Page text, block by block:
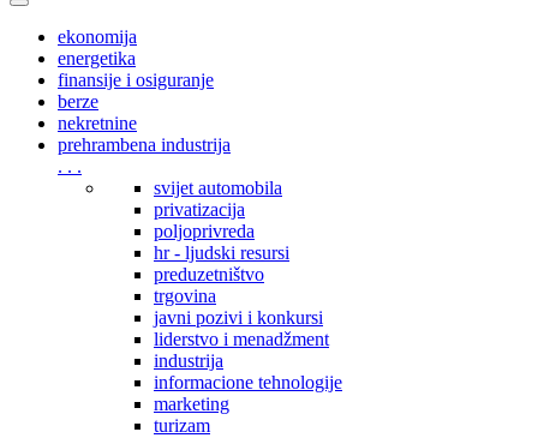
Toggle
navigationekonomija
energetika
finansije i osiguranje
berze
nekretnine
prehrambena industrija
. . .
svijet automobila
privatizacija
poljoprivreda
hr - ljudski resursi
preduzetništvo
trgovina
javni pozivi i konkursi
liderstvo i menadžment
industrija
informacione tehnologije
marketing
turizam